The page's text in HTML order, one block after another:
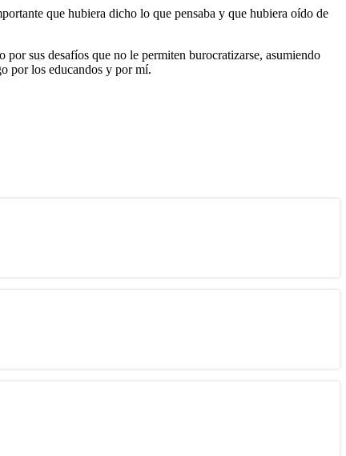
que hubiera dicho lo que pensaba y que hubiera oído de
sus desafíos que no le permiten burocratizarse, asumiendo
por los educandos y por mí.